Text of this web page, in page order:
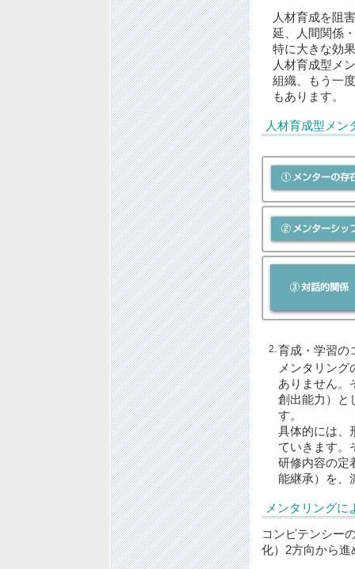
人材育成を阻
延、人間関係
特に大きな効
人材育成型メ
組織、もう一
もあります。
人材育成型メン
2.育成・学習の
メンタリン
ありません。
創出能力）と
す。
具体的には、
ていきます。
研修内容の定
能継承）を、
メンタリングに
コンピテンシー
化）2方向から進